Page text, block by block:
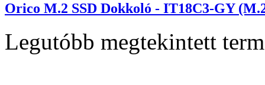
Orico M.2 SSD Dokkoló - IT18C3-GY
Legutóbb megtekintett